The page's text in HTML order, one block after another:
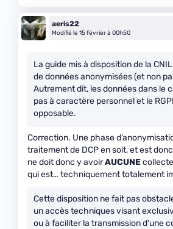
aeris22
Modifié le 15 février à 00h50
La guide mis à disposition de la
de données anonymisées (et non
Autrement dit, les données dans le
pas à caractère personnel et le
opposable.
Correction. Une phase
traitement de DCP en soit, et est
ne doit donc y avoirAUCUNE
qui est… techniquement totalement
Cette disposition ne fait pas
un accès techniques visant
ou à faciliter la transmission d'une